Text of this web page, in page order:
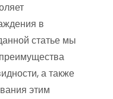
в
статье мы
а также
этим